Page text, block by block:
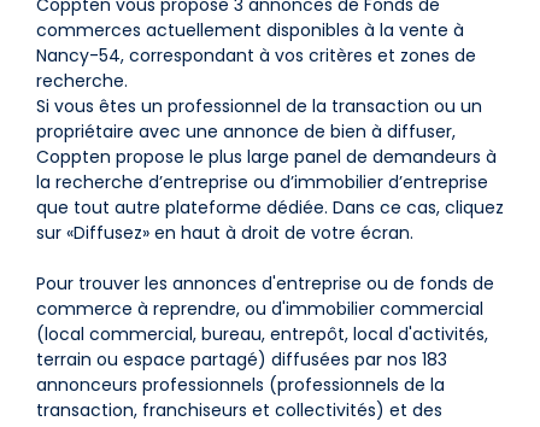
Coppten vous propose 3 annonces de Fonds de
commerces actuellement disponibles à la vente à
Nancy-54, correspondant à vos critères et zones de
recherche.
Si vous êtes un professionnel de la transaction ou un
propriétaire avec une annonce de bien à diffuser,
Coppten propose le plus large panel de demandeurs à
la recherche d’entreprise ou d’immobilier d’entreprise
que tout autre plateforme dédiée. Dans ce cas, cliquez
sur «Diffusez» en haut à droit de votre écran.
Pour trouver les annonces d'entreprise ou de fonds de
commerce à reprendre, ou d'immobilier commercial
(local commercial, bureau, entrepôt, local d'activités,
terrain ou espace partagé) diffusées par nos 183
annonceurs professionnels (professionnels de la
transaction, franchiseurs et collectivités) et des